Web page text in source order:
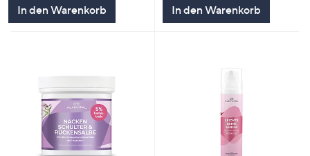
In den Warenkorb In den Warenkorb